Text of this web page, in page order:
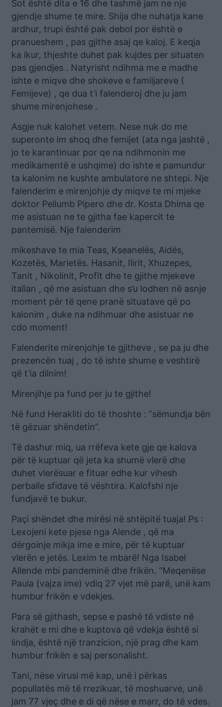
Sot është dita e 16 dhe tashmë jam ne nje
gjendje shume te mire. Shija dhe nuhatja kane
ardhur, trupi është pak debol por është e
pranueshem , pas gjithe asaj qe kaloj. E keqja
ka ikur, thjeshte duhet pak kujdes per situaten
pas gjendjes . Natyrisht ndihma me e madhe
ishte e miqve dhe shokeve e familjareve (
Femijeve) , qe dua t’i falenderoj dhe ju jam
shume mirenjohese .
Asgje nuk kalohet vetem. Nese nuk do me
superonte im shoq dhe femijet (ata nga jashtë ,
jo te karantinuar por qe na ndihmonin me
medikamentë e ushqime) do ishte e pamundur
ta kalonim ne kushte ambulatore ne shtepi. Nje
falenderim e mirenjohje dy miqve te mi mjeke
doktor Pellumb Pipero dhe dr. Kosta Dhima qe
me asistuan ne te gjitha fae kapercit te
pantemisë. Nje falenderim
mikeshave te mia Teas, Kseanelës, Aidës,
Kozetës, Marietës. Hasanit, Ilirit, Xhuzepes,
Tanit , Nikolinit, Profit dhe te gjithe mjekeve
italian , që me asistuan dhe s’u lodhen në asnje
moment për të qene pranë situatave që po
kalonim , duke na ndihmuar dhe asistuar ne
cdo moment!
Falenderite mirenjohje te gjitheve , se pa ju dhe
prezencën tuaj , do të ishte shume e veshtirë
që t’ia dilnim!
Mirenjihje pa fund per ju te gjithe!
Në fund Herakliti do të thoshte : “sëmundja bën
të gëzuar shëndetin”.
Të dashur miq, ua rrëfeva kete gje qe kalova
për të kuptuar që jeta ka shumë vlerë dhe
duhet vlerësuar e fituar edhe kur vihesh
perballe sfidave të vështira. Kalofshi nje
fundjavë te bukur.
Paçi shëndet dhe mirësi në shtëpitë tuaja! Ps :
Lexojeni kete pjese nga Alende , që ma
dërgoinje mikja ime e mire, për të kuptuar
vlerën e jetës. Lexim te mbarë! Nga Isabel
Allende mbi pandeminë dhe frikën. “Meqenëse
Paula (vajza ime) vdiq 27 vjet më parë, unë kam
humbur frikën e vdekjes.
Para së gjithash, sepse e pashë të vdiste në
krahët e mi dhe e kuptova që vdekja është si
lindja, është një tranzicion, një prag dhe kam
humbur frikën e saj personalisht.
Tani, nëse virusi më kap, unë i përkas
popullatës më të rrezikuar, të moshuarve, unë
jam 77 vjeç dhe e di që nëse e marr, do të vdes.